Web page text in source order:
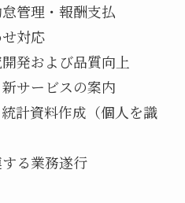
管理・報酬支払
対応
発および品質向上
サービスの案内
計資料作成（個人を識
る業務遂行